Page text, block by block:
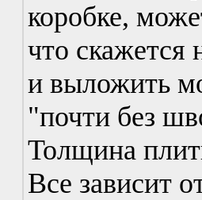
коробке,
что скажется
и выложить
"почти без
Толщина
Все зависит